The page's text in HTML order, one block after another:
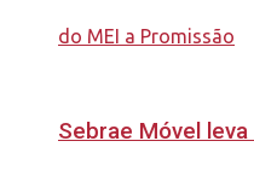
Sebrae Móvel